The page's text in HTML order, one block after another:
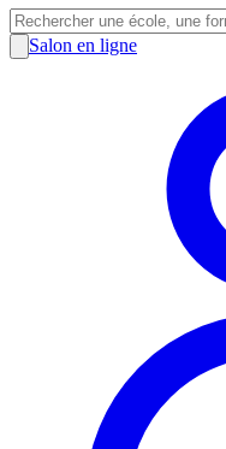
Salon en ligne